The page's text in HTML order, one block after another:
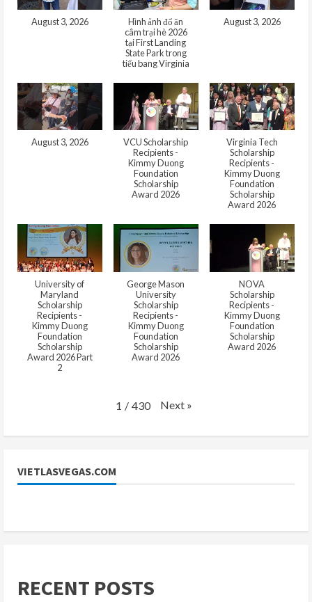
August 3, 2026
Hình ảnh đổ ăn
câm trại hè 2026
tại First Landing
State Park trong
tiểu bang Virginia
August 3, 2026
August 3, 2026
VCU Scholarship
Recipients -
Kimmy Duong
Foundation
Scholarship
Award 2026
Virginia Tech
Scholarship
Recipients -
Kimmy Duong
Foundation
Scholarship
Award 2026
University of
Maryland
Scholarship
Recipients -
Kimmy Duong
Foundation
Scholarship
Award 2026 Part
2
George Mason
University
Scholarship
Recipients -
Kimmy Duong
Foundation
Scholarship
Award 2026
NOVA
Scholarship
Recipients -
Kimmy Duong
Foundation
Scholarship
Award 2026
1 / 430 Next »
VIETLASVEGAS.COM
RECENT POSTS